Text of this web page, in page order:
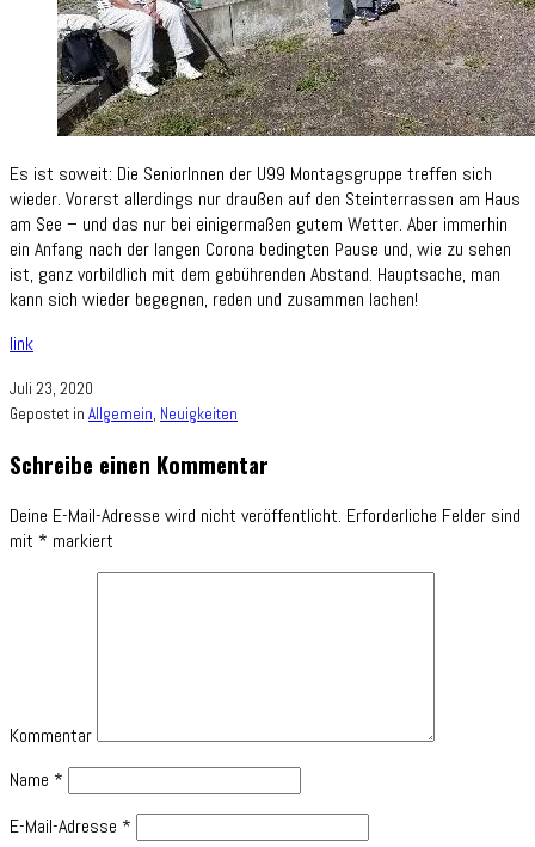
Es ist soweit: Die SeniorInnen der U99 Montagsgruppe treffen sich
wieder. Vorerst allerdings nur draußen auf den Steinterrassen am Haus
am See – und das nur bei einigermaßen gutem Wetter. Aber immerhin
ein Anfang nach der langen Corona bedingten Pause und, wie zu sehen
ist, ganz vorbildlich mit dem gebührenden Abstand. Hauptsache, man
kann sich wieder begegnen, reden und zusammen lachen!
link
Juli 23, 2020
Gepostet in Allgemein, Neuigkeiten
Schreibe einen Kommentar
Deine E-Mail-Adresse wird nicht veröffentlicht. Erforderliche Felder sind
mit * markiert
Kommentar
Name *
E-Mail-Adresse *